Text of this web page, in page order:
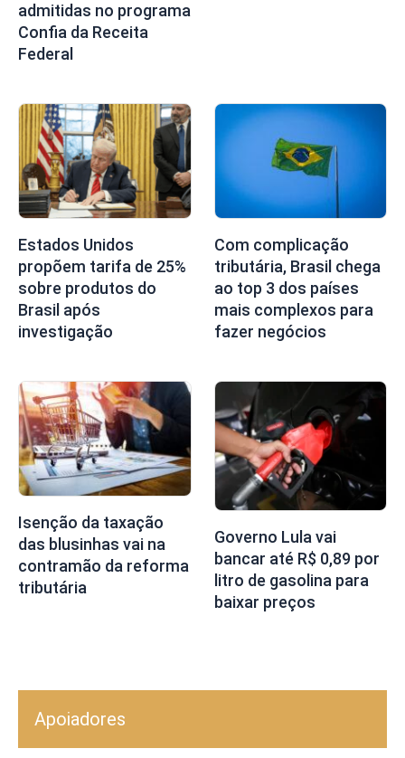
admitidas no programa
Confia da Receita
Federal
Estados Unidos
propõem tarifa de 25%
sobre produtos do
Brasil após
investigação
Com complicação
tributária, Brasil chega
ao top 3 dos países
mais complexos para
fazer negócios
Isenção da taxação
das blusinhas vai na
contramão da reforma
tributária
Governo Lula vai
bancar até R$ 0,89 por
litro de gasolina para
baixar preços
Apoiadores